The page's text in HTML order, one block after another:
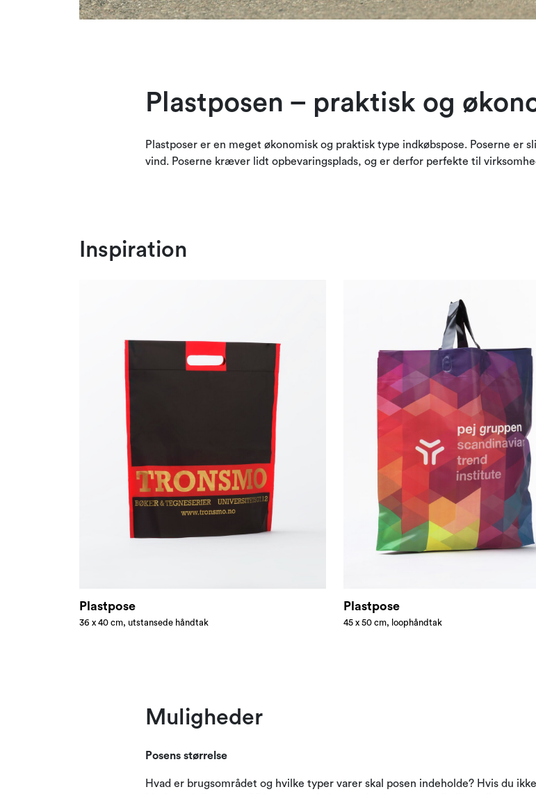
Plastposen – praktisk og
Plastposer er en meget økonomisk og praktisk type indkøbspose. Poserne
vind. Poserne kræver lidt opbevaringsplads, og er derfor perfekte til
Inspiration
Plastpose
36 x 40 cm, utstansede håndtak
Plastpose
45 x 50 cm, loophåndtak
Muligheder
Posens størrelse
Hvad er brugsområdet og hvilke typer varer skal posen indeholde? Hvis du